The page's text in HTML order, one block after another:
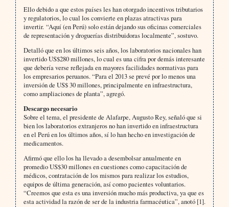
Ello debido a que estos países les han otorgado incentivos tributarios
y regulatorios, lo cual los convierte en plazas atractivas para
invertir. “Aquí (en Perú) solo están dejando sus oficinas comerciales
de representación y droguerías distribuidoras localmente”, sostuvo.
Detalló que en los últimos seis años, los laboratorios nacionales han
invertido US$280 millones, lo cual es una cifra por demás interesante
que debería verse reflejada en mayores facilidades normativas para
los empresarios peruanos. “Para el 2013 se prevé por lo menos una
inversión de US$ 30 millones, principalmente en infraestructura,
como ampliaciones de planta”, agregó.
Descargo necesario
Sobre el tema, el presidente de Alafarpe, Augusto Rey, señaló que si
bien los laboratorios extranjeros no han invertido en infraestructura
en el Perú en los últimos años, sí lo han hecho en investigación de
medicamentos.
Afirmó que ello los ha llevado a desembolsar anualmente en
promedio US$30 millones en cuestiones como capacitación de
médicos, contratación de los mismos para realizar los estudios,
equipos de última generación, así como pacientes voluntarios.
“Creemos que esta es una inversión mucho más productiva, ya que es
esta actividad la razón de ser de la industria farmacéutica”, anotó [1].